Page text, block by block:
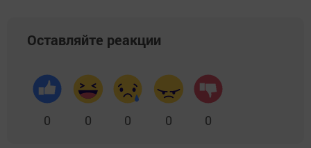
Оставляйте реакции
0 0 0 0 0